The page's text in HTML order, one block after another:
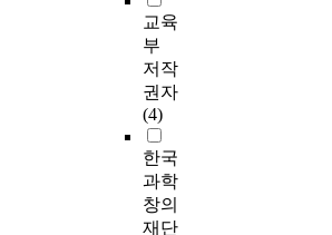
교육
부
저작
권자
(4)
한국
과학
창의
재단